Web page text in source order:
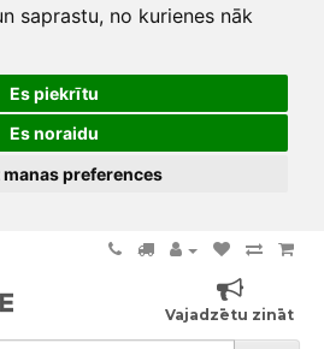
saprastu, no kurienes nāk
Es piekrītu
Es noraidu
preferences
Vajadzētu zināt